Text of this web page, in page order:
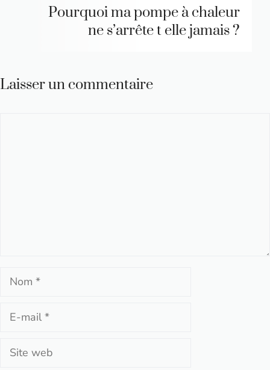
Pourquoi ma pompe à chaleur
ne s’arrête t elle jamais ?
Laisser un commentaire
Nom
E-
Site